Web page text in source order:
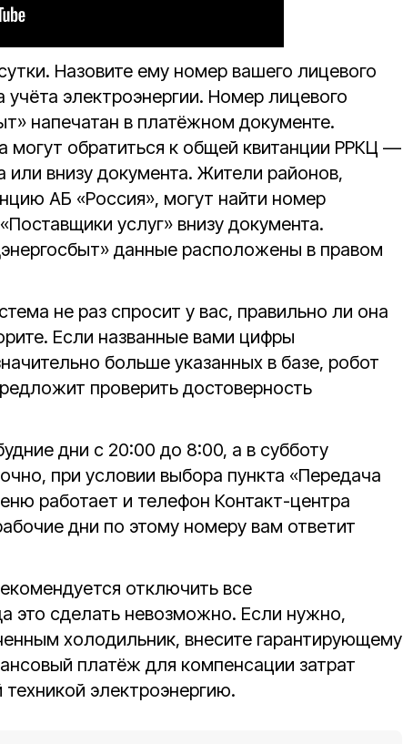
Назовите ему номер вашего лицевого
учёта электроэнергии. Номер лицевого
напечатан в платёжном документе.
могут обратиться к общей квитанции РРКЦ —
или внизу документа. Жители районов,
АБ «Россия», могут найти номер
услуг» внизу документа.
данные расположены в правом
не раз спросит у вас, правильно ли она
Если названные вами цифры
больше указанных в базе, робот
проверить достоверность
дни с 20:00 до 8:00, а в субботу
при условии выбора пункта «Передача
работает и телефон Контакт-центра
дни по этому номеру вам ответит
отключить все
это сделать невозможно. Если нужно,
холодильник, внесите гарантирующему
платёж для компенсации затрат
электроэнергию.